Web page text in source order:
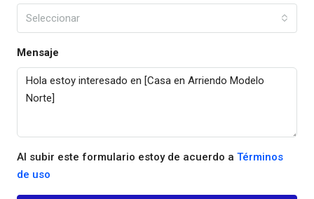
Seleccionar
Mensaje
Al subir este formulario estoy de acuerdo a Términos
de uso